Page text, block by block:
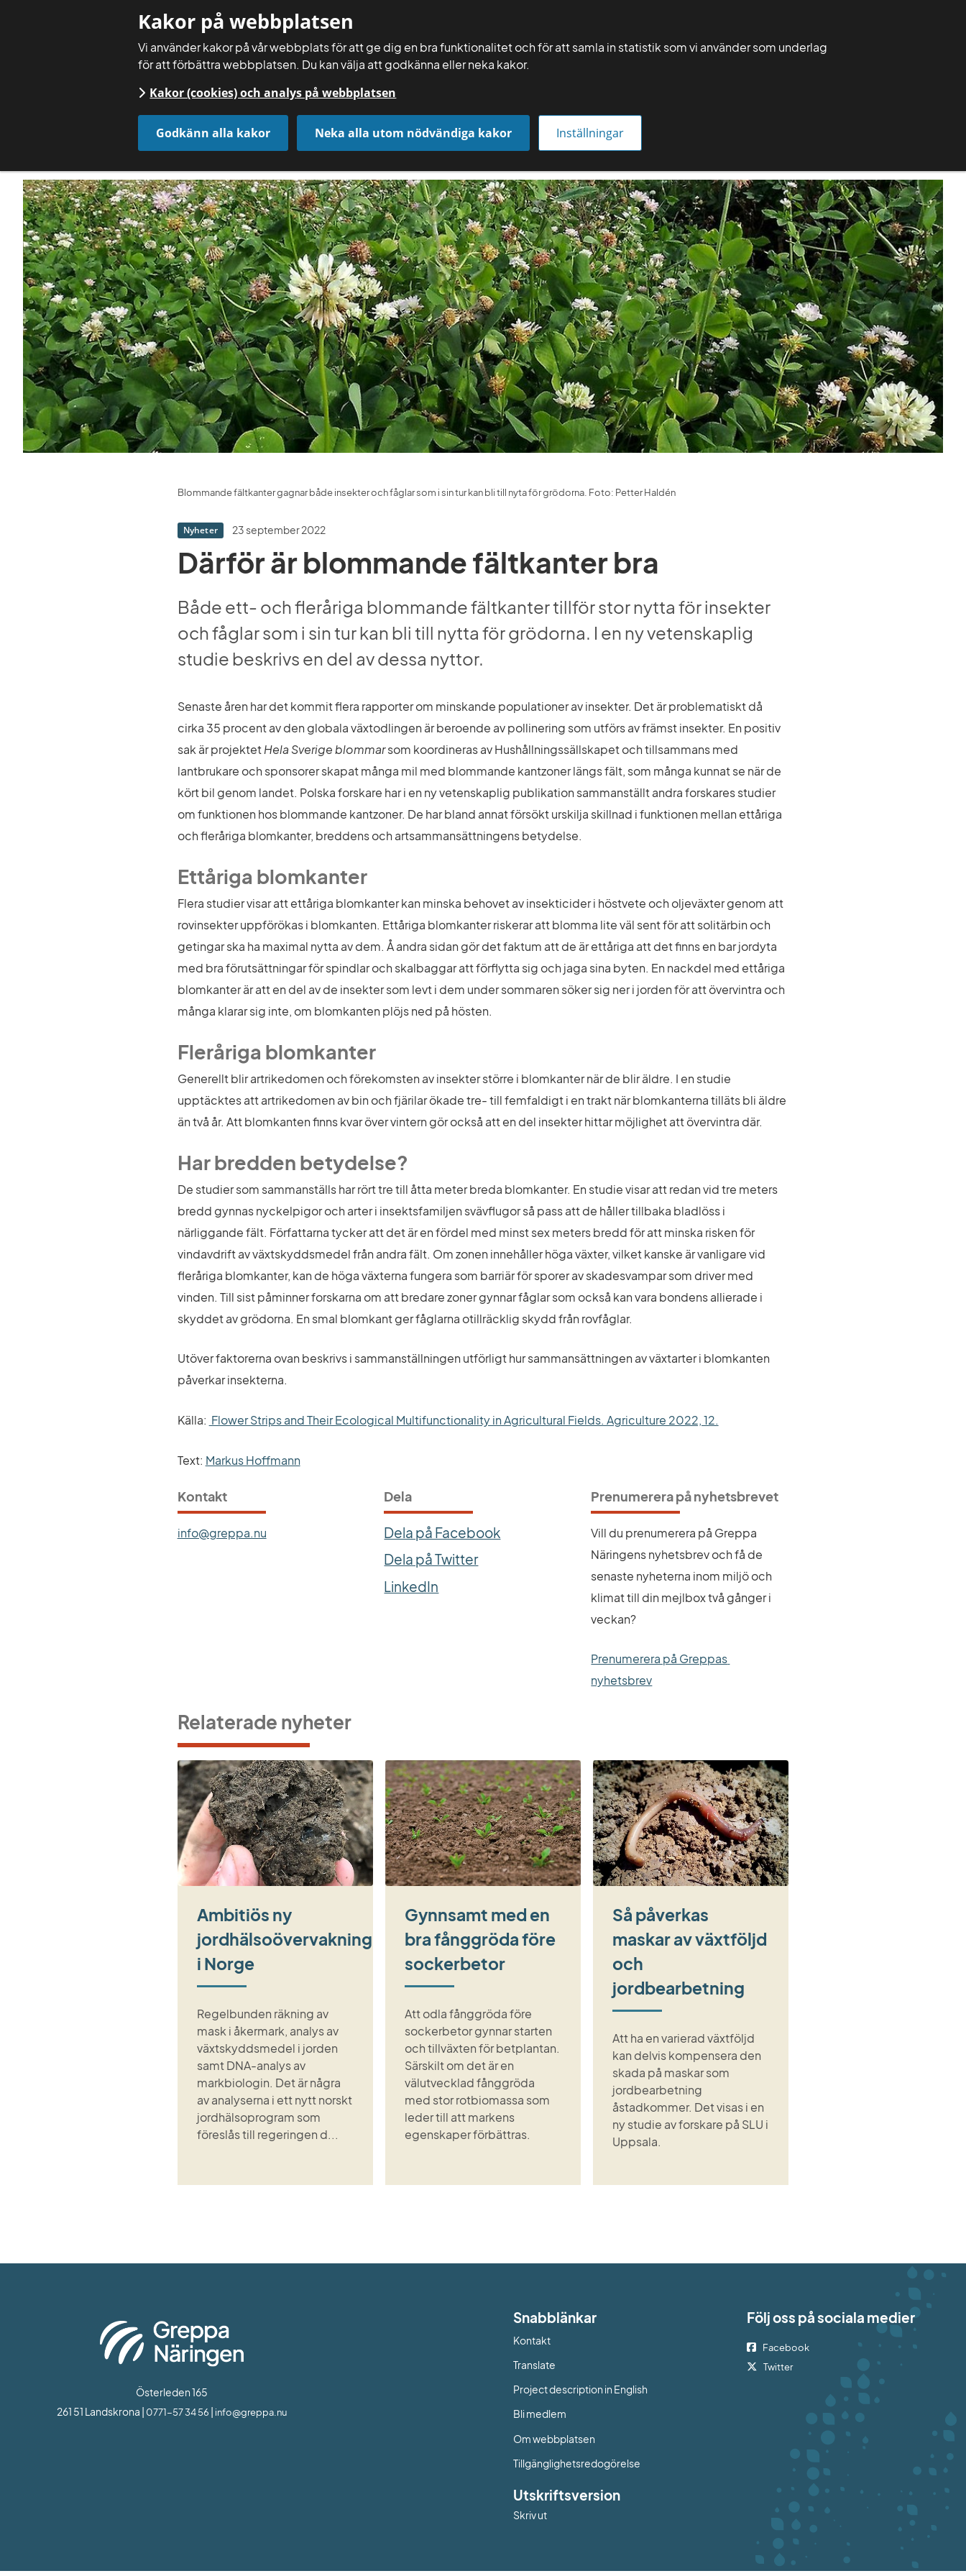
Kakor på webbplatsen
Vi använder kakor på vår webbplats för att ge dig en bra funktionalitet och för att samla in statistik som vi använder som underlag
för att förbättra webbplatsen. Du kan välja att godkänna eller neka kakor.
Kakor (cookies) och analys på webbplatsen
Godkänn alla kakor Neka alla utom nödvändiga kakor Inställningar
län
Få rådgivning
Blommande fältkanter gagnar både insekter och fåglar som i sin tur kan bli till nyta för grödorna. Foto: Petter Haldén
Nyheter 23 september 2022
Därför är blommande fältkanter bra
Både ett- och fleråriga blommande fältkanter tillför stor nytta för insekter
och fåglar som i sin tur kan bli till nytta för grödorna. I en ny vetenskaplig
studie beskrivs en del av dessa nyttor.
Senaste åren har det kommit flera rapporter om minskande populationer av insekter. Det är problematiskt då
cirka 35 procent av den globala växtodlingen är beroende av pollinering som utförs av främst insekter. En positiv
sak är projektet Hela Sverige blommar som koordineras av Hushållningssällskapet och tillsammans med
lantbrukare och sponsorer skapat många mil med blommande kantzoner längs fält, som många kunnat se när de
kört bil genom landet. Polska forskare har i en ny vetenskaplig publikation sammanställt andra forskares studier
om funktionen hos blommande kantzoner. De har bland annat försökt urskilja skillnad i funktionen mellan ettåriga
och fleråriga blomkanter, breddens och artsammansättningens betydelse.
Ettåriga blomkanter
Flera studier visar att ettåriga blomkanter kan minska behovet av insekticider i höstvete och oljeväxter genom att
rovinsekter uppförökas i blomkanten. Ettåriga blomkanter riskerar att blomma lite väl sent för att solitärbin och
getingar ska ha maximal nytta av dem. Å andra sidan gör det faktum att de är ettåriga att det finns en bar jordyta
med bra förutsättningar för spindlar och skalbaggar att förflytta sig och jaga sina byten. En nackdel med ettåriga
blomkanter är att en del av de insekter som levt i dem under sommaren söker sig ner i jorden för att övervintra och
många klarar sig inte, om blomkanten plöjs ned på hösten.
Fleråriga blomkanter
Generellt blir artrikedomen och förekomsten av insekter större i blomkanter när de blir äldre. I en studie
upptäcktes att artrikedomen av bin och fjärilar ökade tre- till femfaldigt i en trakt när blomkanterna tilläts bli äldre
än två år. Att blomkanten finns kvar över vintern gör också att en del insekter hittar möjlighet att övervintra där.
Har bredden betydelse?
De studier som sammanställs har rört tre till åtta meter breda blomkanter. En studie visar att redan vid tre meters
bredd gynnas nyckelpigor och arter i insektsfamiljen svävflugor så pass att de håller tillbaka bladlöss i
närliggande fält. Författarna tycker att det är en fördel med minst sex meters bredd för att minska risken för
vindavdrift av växtskyddsmedel från andra fält. Om zonen innehåller höga växter, vilket kanske är vanligare vid
fleråriga blomkanter, kan de höga växterna fungera som barriär för sporer av skadesvampar som driver med
vinden. Till sist påminner forskarna om att bredare zoner gynnar fåglar som också kan vara bondens allierade i
skyddet av grödorna. En smal blomkant ger fåglarna otillräcklig skydd från rovfåglar.
Utöver faktorerna ovan beskrivs i sammanställningen utförligt hur sammansättningen av växtarter i blomkanten
påverkar insekterna.
Källa: Flower Strips and Their Ecological Multifunctionality in Agricultural Fields. Agriculture 2022, 12.
Text: Markus Hoffmann
Kontakt
info@greppa.nu
Dela
Dela på Facebook
Dela på Twitter
LinkedIn
Prenumerera på nyhetsbrevet
Vill du prenumerera på Greppa
Näringens nyhetsbrev och få de
senaste nyheterna inom miljö och
klimat till din mejlbox två gånger i
veckan?
Prenumerera på Greppas
nyhetsbrev
Relaterade nyheter
Ambitiös ny
jordhälsoövervakning
i Norge
Regelbunden räkning av
mask i åkermark, analys av
växtskyddsmedel i jorden
samt DNA-analys av
markbiologin. Det är några
av analyserna i ett nytt norskt
jordhälsoprogram som
föreslås till regeringen d...
Gynnsamt med en
bra fånggröda före
sockerbetor
Att odla fånggröda före
sockerbetor gynnar starten
och tillväxten för betplantan.
Särskilt om det är en
välutvecklad fånggröda
med stor rotbiomassa som
leder till att markens
egenskaper förbättras.
Så påverkas
maskar av växtföljd
och
jordbearbetning
Att ha en varierad växtföljd
kan delvis kompensera den
skada på maskar som
jordbearbetning
åstadkommer. Det visas i en
ny studie av forskare på SLU i
Uppsala.
Österleden 165
261 51 Landskrona | 0771-57 34 56 | info@greppa.nu
Snabblänkar
Kontakt
TranslateLänk till annan webbplats.
Project description in English
Bli medlem
Om webbplatsen
Tillgänglighetsredogörelse
Utskriftsversion
Skriv ut
Följ oss på sociala medier
Facebook
Twitter